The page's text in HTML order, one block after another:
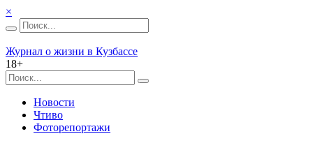
×
Журнал о жизни в Кузбассе
18+
Новости
Чтиво
Фоторепортажи